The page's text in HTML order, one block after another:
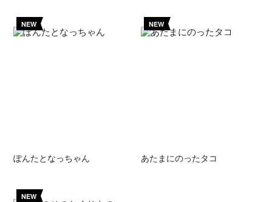
NEW
ぽんたとなっちゃん
NEW
あたまにのったタコ
NEW